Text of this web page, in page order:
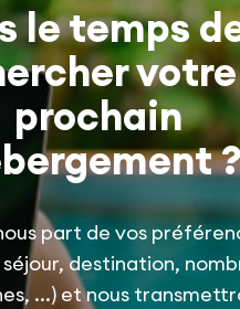
le temps
votre
prochain
part de vos
destination,
...) et nous